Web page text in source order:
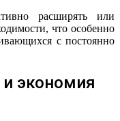
расширять или
что особенно
с постоянно
и экономия